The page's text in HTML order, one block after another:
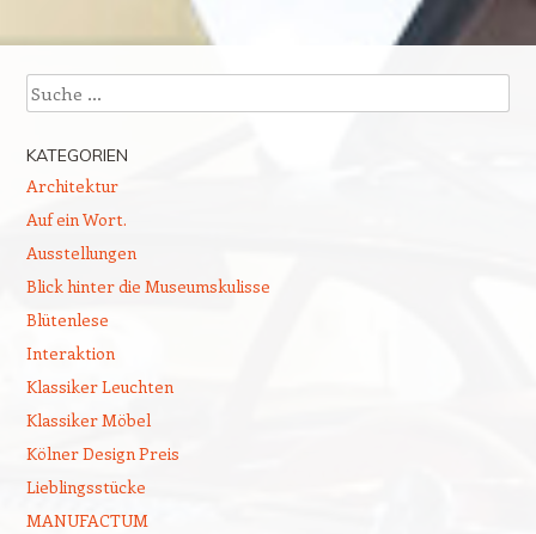
Suchen
KATEGORIEN
Architektur
Auf ein Wort.
Ausstellungen
Blick hinter die Museumskulisse
Blütenlese
Interaktion
Klassiker Leuchten
Klassiker Möbel
Kölner Design Preis
Lieblingsstücke
MANUFACTUM